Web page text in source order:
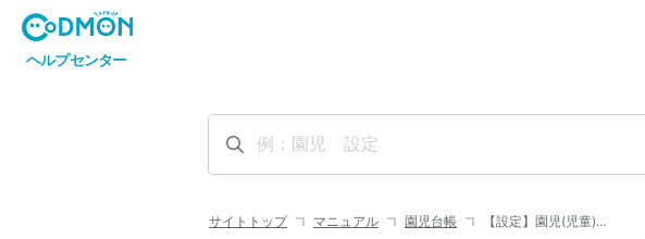
サイトトップ マニュアル 園児台帳 【設定】園児(児童)…